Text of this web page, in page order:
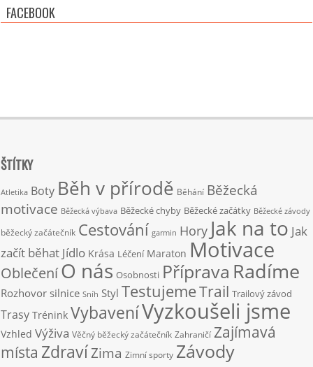
FACEBOOK
ŠTÍTKY
Atletika Boty Běh v přírodě Běhání Běžecká
motivace Běžecká výbava Běžecké chyby Běžecké začátky Běžecké závody
běžecký začátečník Cestování garmin Hory Jak na to Jak
začít běhat Jídlo Krása Léčení Maraton Motivace
OblečeníO nás Osobnosti Příprava Radíme
Rozhovor silnice Sníh Styl TestujemeTrail Trailový závod
Trasy Trénink VybaveníVyzkoušeli jsme
Vzhled Výživa Věčný běžecký začátečník Zahraničí Zajímavá
místa ZdravíZima Zimní sporty Závody